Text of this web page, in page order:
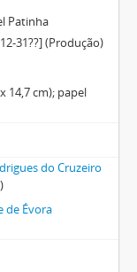
Patinha
31??] (Produção)
14,7 cm); papel
do Cruzeiro
de Évora